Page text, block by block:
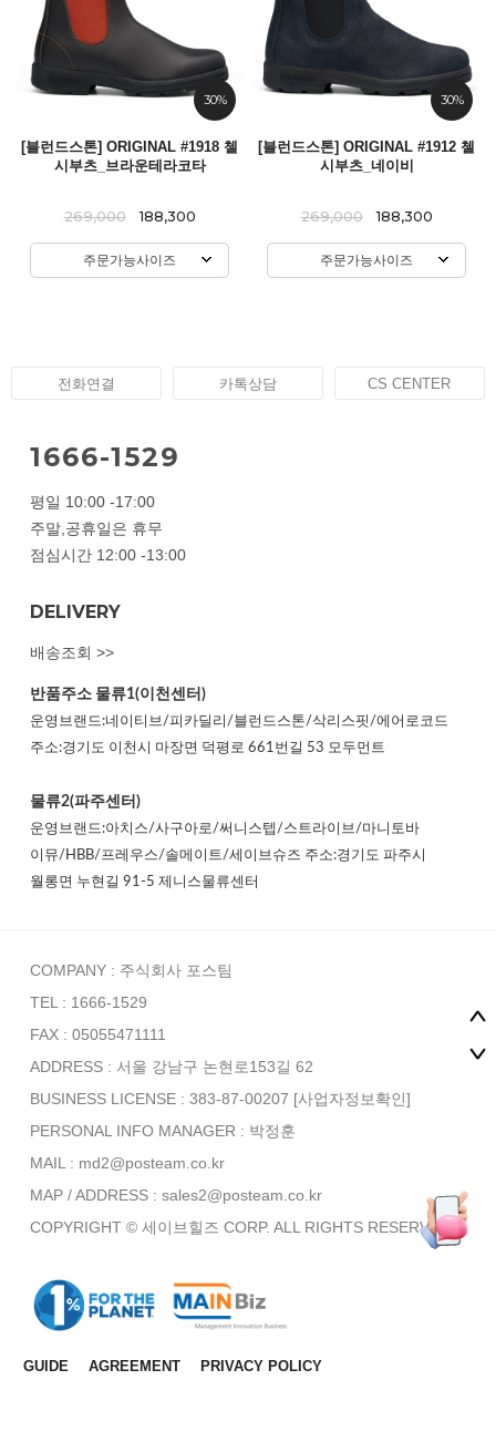
30%
[블런드스톤] ORIGINAL #1918 첼
시부츠_브라운테라코타
269,000 188,300
주문가능사이즈
30%
[블런드스톤] ORIGINAL #1912 첼
시부츠_네이비
269,000 188,300
주문가능사이즈
전화연결 카톡상담 CS CENTER
1666-1529
평일 10:00 -17:00
주말,공휴일은 휴무
점심시간 12:00 -13:00
DELIVERY
배송조회 >>
반품주소 물류1(이천센터)
운영브랜드:네이티브/피카딜리/블런드스톤/삭리스핏/에어로코드
주소:경기도 이천시 마장면 덕평로 661번길 53 모두먼트
물류2(파주센터)
운영브랜드:아치스/사구아로/써니스텝/스트라이브/마니토바
이뮤/HBB/프레우스/솔메이트/세이브슈즈 주소:경기도 파주시
월롱면 누현길 91-5 제니스물류센터
COMPANY : 주식회사 포스팀
TEL : 1666-1529
FAX : 05055471111
ADDRESS : 서울 강남구 논현로153길 62
BUSINESS LICENSE : 383-87-00207 [사업자정보확인]
PERSONAL INFO MANAGER : 박정훈
MAIL : md2@posteam.co.kr
MAP / ADDRESS : sales2@posteam.co.kr
COPYRIGHT © 세이브힐즈 CORP. ALL RIGHTS RESERVED.
GUIDE AGREEMENT PRIVACY POLICY